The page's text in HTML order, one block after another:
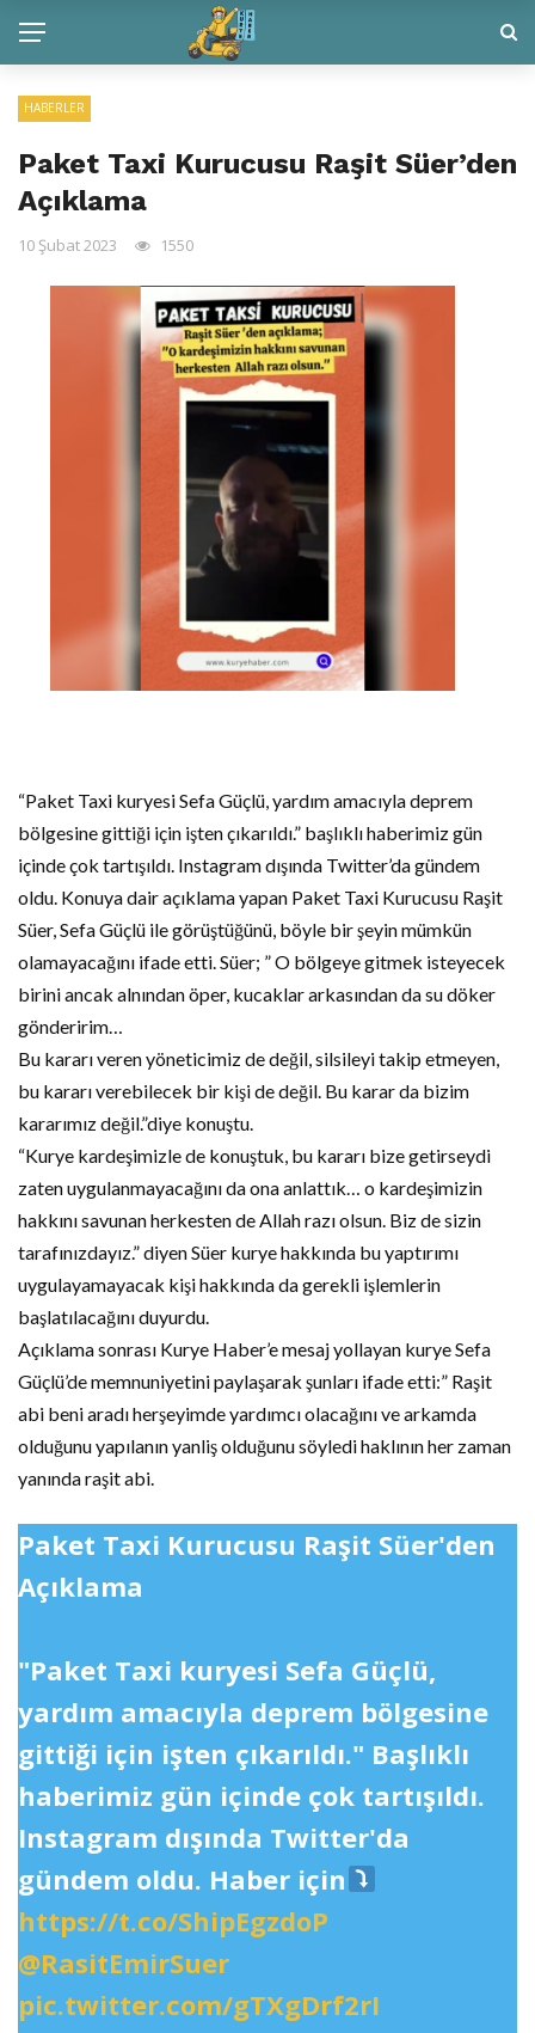
HABERLER
Paket Taxi Kurucusu Raşit Süer’den
Açıklama
10 Şubat 2023 1550
“Paket Taxi kuryesi Sefa Güçlü, yardım amacıyla deprem
bölgesine gittiği için işten çıkarıldı.” başlıklı haberimiz gün
içinde çok tartışıldı. Instagram dışında Twitter’da gündem
oldu. Konuya dair açıklama yapan Paket Taxi Kurucusu Raşit
Süer, Sefa Güçlü ile görüştüğünü, böyle bir şeyin mümkün
olamayacağını ifade etti. Süer; ” O bölgeye gitmek isteyecek
birini ancak alnından öper, kucaklar arkasından da su döker
gönderirim…
Bu kararı veren yöneticimiz de değil, silsileyi takip etmeyen,
bu kararı verebilecek bir kişi de değil. Bu karar da bizim
kararımız değil.”diye konuştu.
“Kurye kardeşimizle de konuştuk, bu kararı bize getirseydi
zaten uygulanmayacağını da ona anlattık… o kardeşimizin
hakkını savunan herkesten de Allah razı olsun. Biz de sizin
tarafınızdayız.” diyen Süer kurye hakkında bu yaptırımı
uygulayamayacak kişi hakkında da gerekli işlemlerin
başlatılacağını duyurdu.
Açıklama sonrası Kurye Haber’e mesaj yollayan kurye Sefa
Güçlü’de memnuniyetini paylaşarak şunları ifade etti:” Raşit
abi beni aradı herşeyimde yardımcı olacağını ve arkamda
olduğunu yapılanın yanliş olduğunu söyledi haklının her zaman
yanında raşit abi.
Paket Taxi Kurucusu Raşit Süer'den
Açıklama
"Paket Taxi kuryesi Sefa Güçlü,
yardım amacıyla deprem bölgesine
gittiği için işten çıkarıldı." Başlıklı
haberimiz gün içinde çok tartışıldı.
Instagram dışında Twitter'da
gündem oldu. Haber için
https://t.co/ShipEgzdoP
@RasitEmirSuer
pic.twitter.com/gTXgDrf2rI